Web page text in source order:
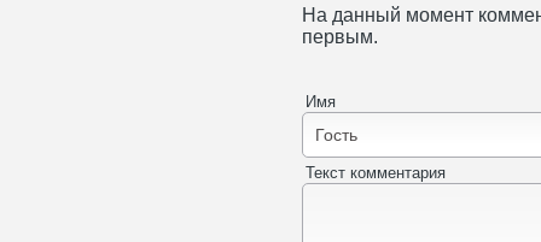
На данный момент
первым.
Имя
Текст комментария